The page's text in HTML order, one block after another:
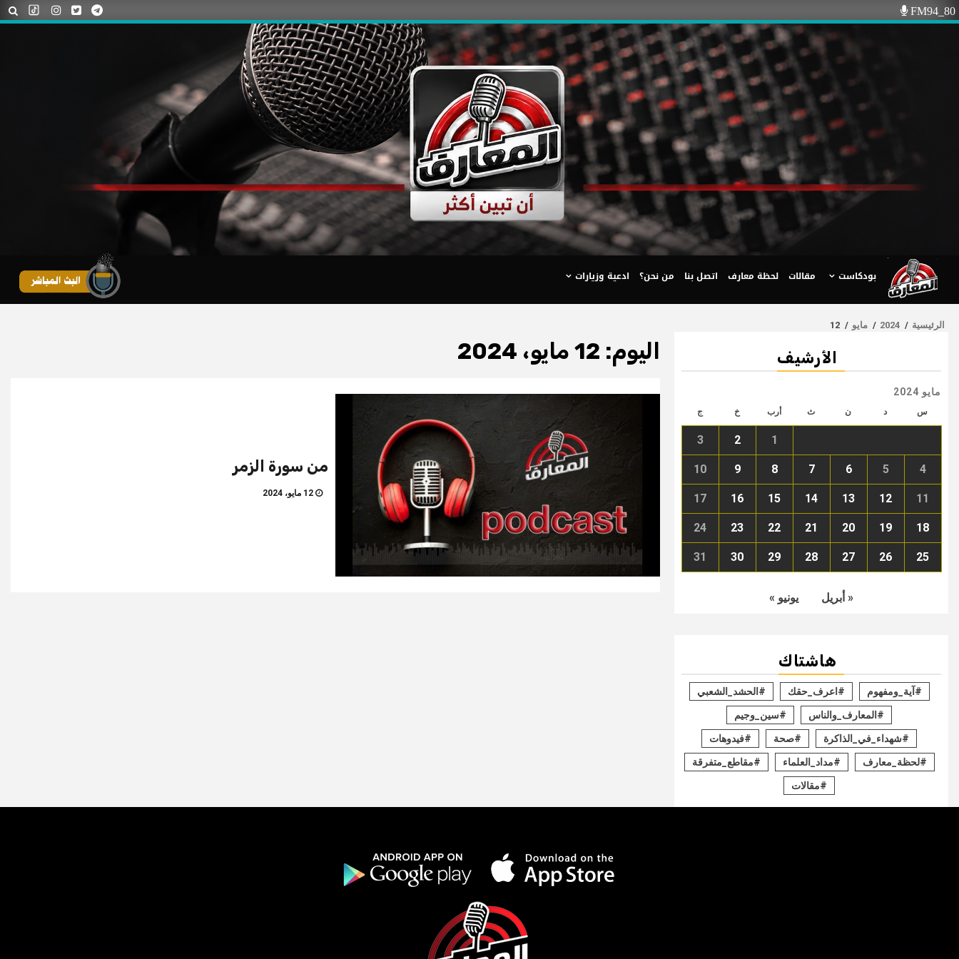
Skip
to
FM94_80
بودكاست مقالات لحظة معارف اتصل بنا من نحن؟ ادعية وزيارات
الرئيسية 2024 مايو 12
اليوم: 12 مايو، 2024
من سورة الزمر
12 مايو، 2024
الأرشيف
مايو 2024
س د ن ث أرب خ ج
1
2
3
4
5
6
7
8
9
10
11
12
13
14
15
16
17
18
19
20
21
22
23
24
25
26
27
28
29
30
31
« أبريل يونيو »
هاشتاك
#آية_ومفهوم #اعرف_حقك #الحشد_الشعبي
#المعارف_والناس #سين_وجيم
#شهداء_في_الذاكرة #صحة #فيدوهات
#لحظة_معارف #مداد_العلماء #مقاطع_متفرقة
#مقالات